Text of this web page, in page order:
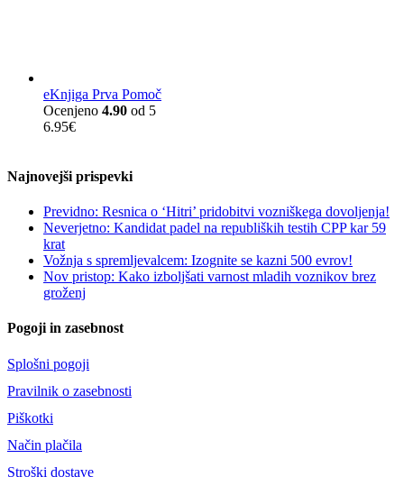
eKnjiga Prva Pomoč
Ocenjeno 4.90 od 5
6.95€
Najnovejši prispevki
Previdno: Resnica o ‘Hitri’ pridobitvi vozniškega dovoljenja!
Neverjetno: Kandidat padel na republiških testih CPP kar 59
krat
Vožnja s spremljevalcem: Izognite se kazni 500 evrov!
Nov pristop: Kako izboljšati varnost mladih voznikov brez
groženj
Pogoji in zasebnost
Splošni pogoji
Pravilnik o zasebnosti
Piškotki
Način plačila
Stroški dostave